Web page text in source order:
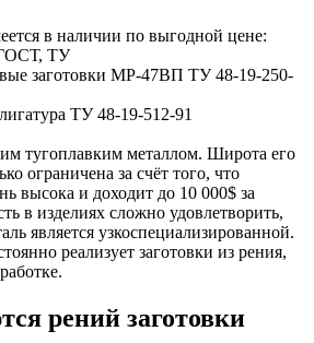
в наличии по выгодной цене:
ТУ
заготовки МР-47ВП ТУ 48-19-250-
ТУ 48-19-512-91
тугоплавким металлом. Широта его
ограничена за счёт того, что
высока и доходит до 10 000$ за
в изделиях сложно удовлетворить,
является узкоспециализированной.
реализует заготовки из рения,
рений заготовки